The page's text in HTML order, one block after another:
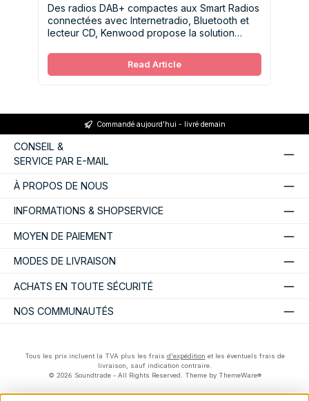
Des radios DAB+ compactes aux Smart Radios
connectées avec Internetradio, Bluetooth et
lecteur CD, Kenwood propose la solution
chaque pièce de la maison.
Read Article
Commandé aujourd'hui - livré demain
CONSEIL &
SERVICE PAR E-MAIL
À PROPOS DE NOUS
INFORMATIONS & SHOPSERVICE
MOYEN DE PAIEMENT
MODES DE LIVRAISON
ACHATS EN TOUTE SÉCURITÉ
NOS COMMUNAUTÉS
Tous les prix incluent la TVA plus les frais d'expédition et les éventuels frais de
livraison, sauf indication contraire.
© 2026 Soundtrade - All Rights Reserved. Theme by ThemeWare®